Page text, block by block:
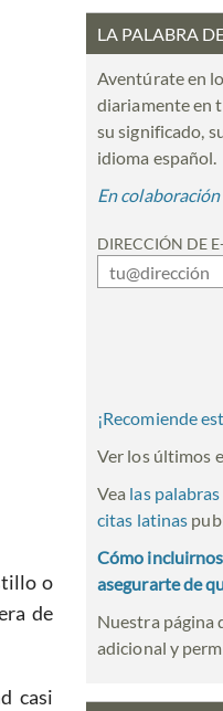
o
de
casi
LA PALABRA
Aventúrate en
diariamente en
su significado,
idioma español.
En
DIRECCIÓN DE
¡Recomiende
Ver los últimos
Vea las palabras
citas latinas
Cómo
asegurarte de
Nuestra página
adicional y